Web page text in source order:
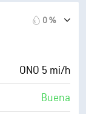
43 %
10 mi
0 %
ONO 5 mi/h
Buena